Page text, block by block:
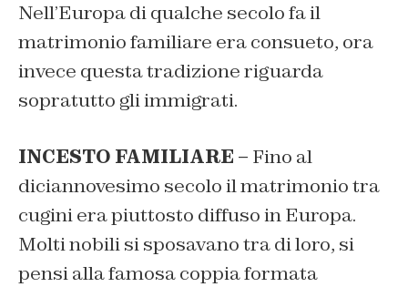
Nell’Europa di qualche secolo fa il
matrimonio familiare era consueto, ora
invece questa tradizione riguarda
sopratutto gli immigrati.
INCESTO FAMILIARE – Fino al
diciannovesimo secolo il matrimonio tra
cugini era piuttosto diffuso in Europa.
Molti nobili si sposavano tra di loro, si
pensi alla famosa coppia formata